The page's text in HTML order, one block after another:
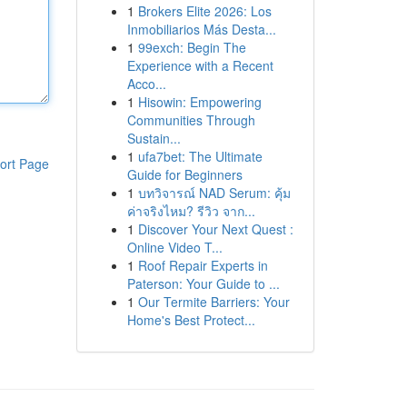
Page
1 Brokers Elite 2026: Los
Inmobiliarios Más Desta...
1 99exch: Begin The
Experience with a Recent
Acco...
1 Hisowin: Empowering
Communities Through
Sustain...
1 ufa7bet: The Ultimate
Guide for Beginners
1 บทวิจารณ์ NAD Serum: คุ้ม
ค่าจริงไหม? รีวิว จาก...
1 Discover Your Next Quest :
Online Video T...
1 Roof Repair Experts in
Paterson: Your Guide to ...
1 Our Termite Barriers: Your
Home's Best Protect...